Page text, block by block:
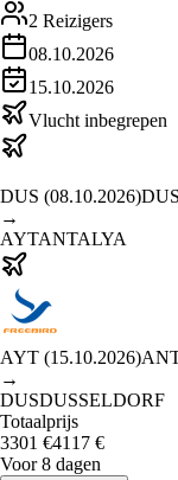
2 Reizigers
08.10.2026
15.10.2026
Vlucht inbegrepen
DUS (08.10.2026)
→
AYTANTALYA
AYT (15.10.2026)
→
DUSDUSSELDORF
Totaalprijs
3301 €4117 €
Voor 8 dagen